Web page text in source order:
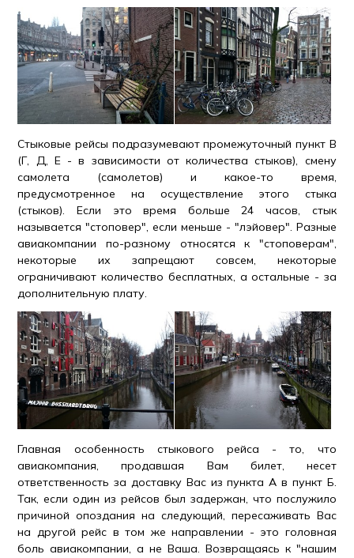
Стыковые рейсы подразумевают промежуточный пункт В
(Г, Д, Е - в зависимости от количества стыков), смену
самолета (самолетов) и какое-то время,
предусмотренное на осуществление этого стыка
(стыков). Если это время больше 24 часов, стык
называется "стоповер", если меньше - "лэйовер". Разные
авиакомпании по-разному относятся к "стоповерам",
некоторые их запрещают совсем, некоторые
ограничивают количество бесплатных, а остальные - за
дополнительную плату.
Главная особенность стыкового рейса - то, что
авиакомпания, продавшая Вам билет, несет
ответственность за доставку Вас из пункта А в пункт Б.
Так, если один из рейсов был задержан, что послужило
причиной опоздания на следующий, пересаживать Вас
на другой рейс в том же направлении - это головная
боль авиакомпании, а не Ваша. Возвращаясь к "нашим